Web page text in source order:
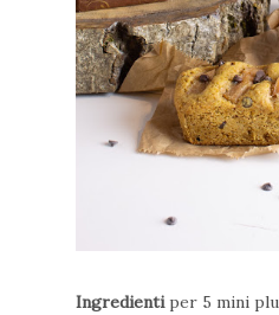
Ingredientiper 5 mini